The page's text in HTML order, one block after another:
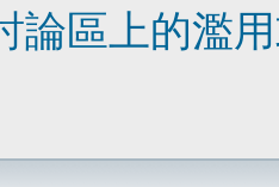
論區上的濫